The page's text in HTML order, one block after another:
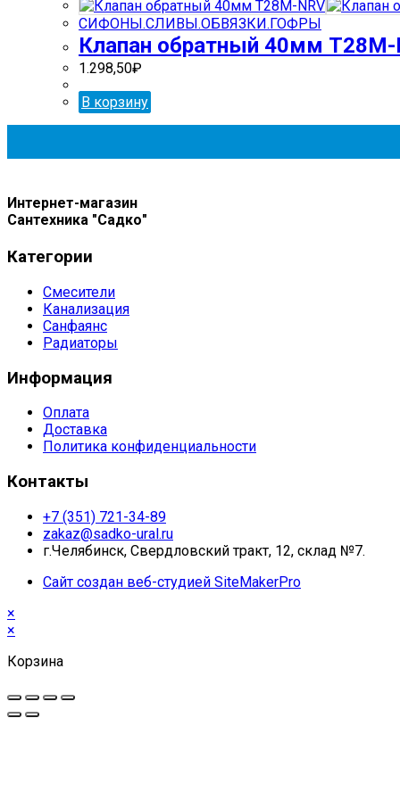
СИФОНЫ.СЛИВЫ.ОБВЯЗКИ.ГОФРЫ
Клапан обратный 40мм Т28М-
1.298,50₽
В корзину
Интернет-магазин
Сантехника "Садко"
Категории
Смесители
Канализация
Санфаянс
Радиаторы
Информация
Оплата
Доставка
Политика конфиденциальности
Контакты
+7 (351) 721-34-89
zakaz@sadko-ural.ru
г.Челябинск, Свердловский тракт, 12, склад №7.
Сайт создан веб-студией SiteMakerPro
×
×
Корзина